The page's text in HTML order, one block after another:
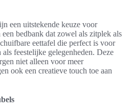
een uitstekende keuze voor
bedbank dat zowel als zitplek als
eettafel die perfect is voor
feestelijke gelegenheden. Deze
niet alleen voor meer
ook een creatieve touch toe aan